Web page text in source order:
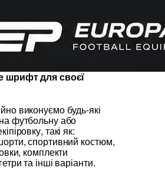
шрифт для своєї
виконуємо будь-які
футбольну або
такі як:
спортивний костюм,
комплекти
та інші варіанти.